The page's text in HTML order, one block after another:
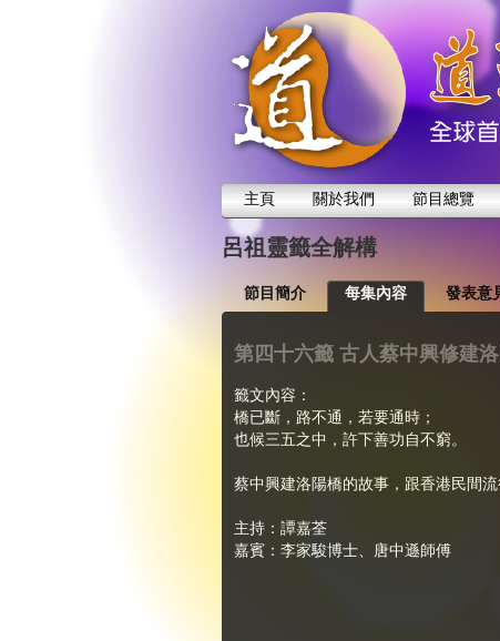
主頁 關於我們 節目總覽
呂祖靈籤全解構
節目簡介 每集內容 發表意
第四十六籤 古人蔡中興修建
籤文內容：
橋已斷，路不通，若要通時；
也候三五之中，許下善功自不窮。
蔡中興建洛陽橋的故事，跟香港民間流
主持：譚嘉荃
嘉賓：李家駿博士、唐中遜師傅